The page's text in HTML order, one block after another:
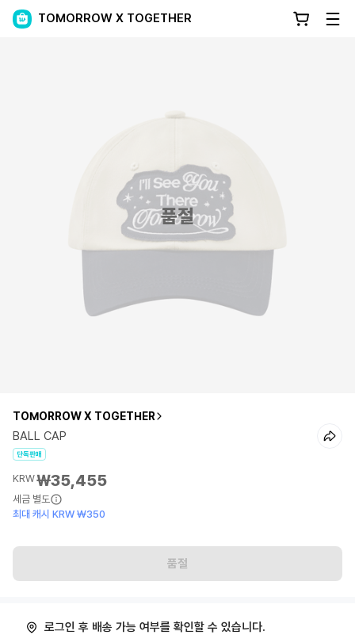
TOMORROW X TOGETHER
품절
TOMORROW X TOGETHER
BALL CAP
단독판매
KRW₩35,455
세금 별도
최대 캐시 KRW ₩350
품절
로그인 후 배송 가능 여부를 확인할 수 있습니다.